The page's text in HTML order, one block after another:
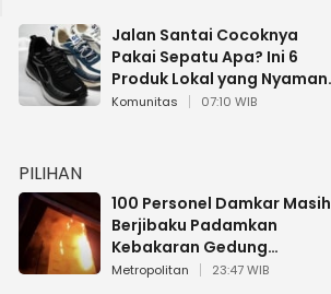
Jalan Santai Cocoknya
Pakai Sepatu Apa? Ini 6
Produk Lokal yang Nyaman
Buat 17 Agustusan
Komunitas 07:10 WIB
PILIHAN
100 Personel Damkar Masih
Berjibaku Padamkan
Kebakaran Gedung
Bapenda DKI
Metropolitan 23:47 WIB